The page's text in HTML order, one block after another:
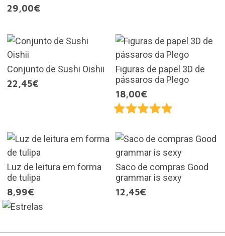
29,00€
Conjunto de Sushi Oishii
22,45€
Figuras de papel 3D de
pássaros da Plego
18,00€
Luz de leitura em forma
de tulipa
8,99€
Saco de compras Good
grammar is sexy
12,45€